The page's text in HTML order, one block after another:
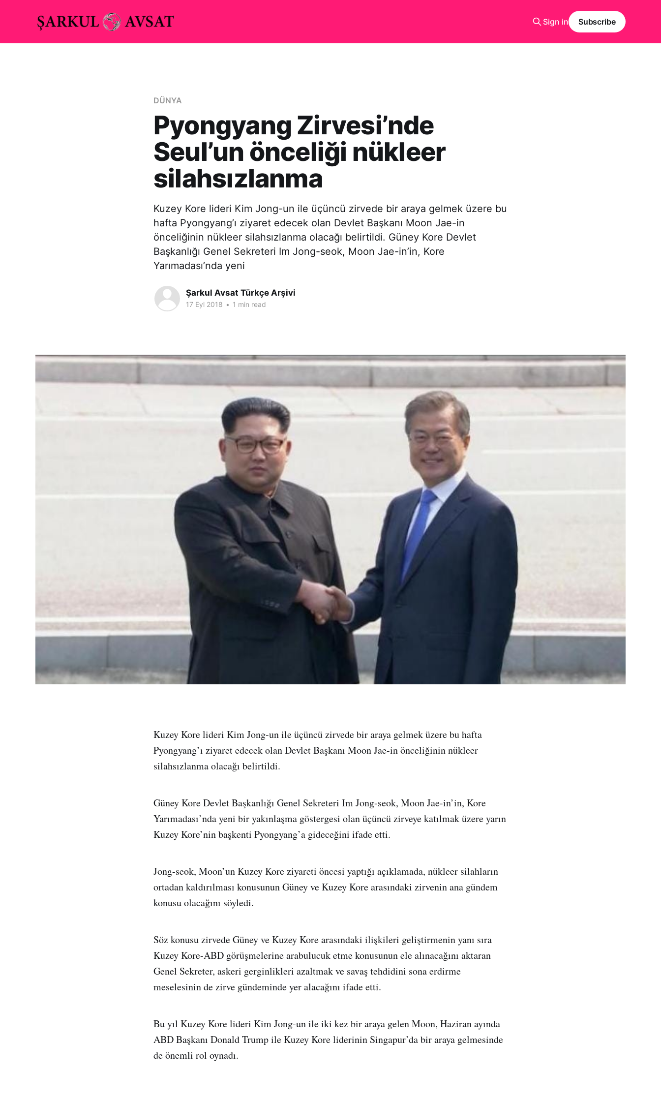
Sign in Subscribe
DÜNYA
Pyongyang Zirvesi’nde
Seul’un önceliği nükleer
silahsızlanma
Kuzey Kore lideri Kim Jong-un ile üçüncü zirvede bir araya gelmek üzere bu
hafta Pyongyang’ı ziyaret edecek olan Devlet Başkanı Moon Jae-in
önceliğinin nükleer silahsızlanma olacağı belirtildi. Güney Kore Devlet
Başkanlığı Genel Sekreteri Im Jong-seok, Moon Jae-in’in, Kore
Yarımadası’nda yeni
Şarkul Avsat Türkçe Arşivi
17 Eyl 2018 • 1 min read
Kuzey Kore lideri Kim Jong-un ile üçüncü zirvede bir araya gelmek üzere bu hafta
Pyongyang’ı ziyaret edecek olan Devlet Başkanı Moon Jae-in önceliğinin nükleer
silahsızlanma olacağı belirtildi.
Güney Kore Devlet Başkanlığı Genel Sekreteri Im Jong-seok, Moon Jae-in’in, Kore
Yarımadası’nda yeni bir yakınlaşma göstergesi olan üçüncü zirveye katılmak üzere yarın
Kuzey Kore’nin başkenti Pyongyang’a gideceğini ifade etti.
Jong-seok, Moon’un Kuzey Kore ziyareti öncesi yaptığı açıklamada, nükleer silahların
ortadan kaldırılması konusunun Güney ve Kuzey Kore arasındaki zirvenin ana gündem
konusu olacağını söyledi.
Söz konusu zirvede Güney ve Kuzey Kore arasındaki ilişkileri geliştirmenin yanı sıra
Kuzey Kore-ABD görüşmelerine arabulucuk etme konusunun ele alınacağını aktaran
Genel Sekreter, askeri gerginlikleri azaltmak ve savaş tehdidini sona erdirme
meselesinin de zirve gündeminde yer alacağını ifade etti.
Bu yıl Kuzey Kore lideri Kim Jong-un ile iki kez bir araya gelen Moon, Haziran ayında
ABD Başkanı Donald Trump ile Kuzey Kore liderinin Singapur’da bir araya gelmesinde
de önemli rol oynadı.